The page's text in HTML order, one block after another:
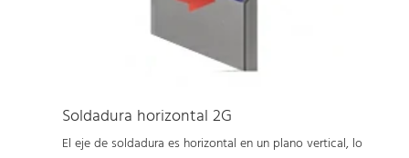
Soldadura horizontal 2G
El eje de soldadura es horizontal en un plano vertical, lo